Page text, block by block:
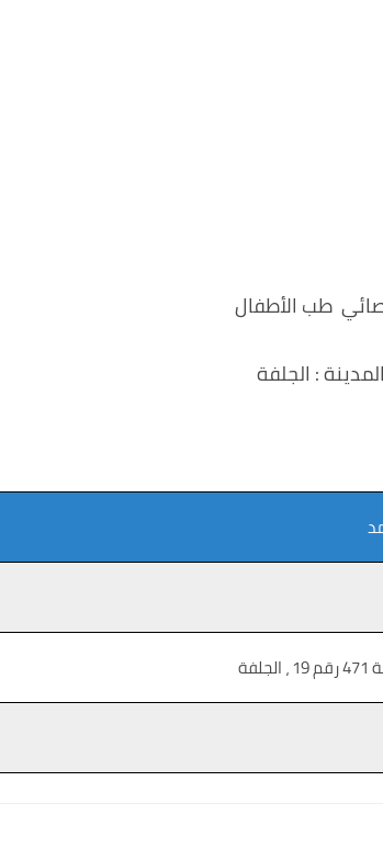
طب الأطفال
: الجلفة